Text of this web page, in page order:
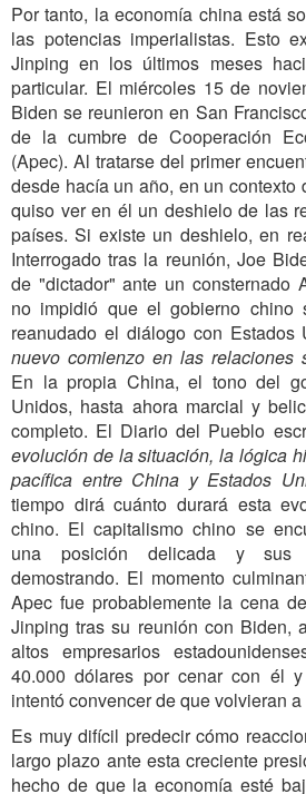
Por tanto, la economía china está
las potencias imperialistas. Esto
Jinping en los últimos meses
particular. El miércoles 15 de
Biden se reunieron en San
de la cumbre de Cooperación
(Apec). Al tratarse del primer
desde hacía un año, en un contexto
quiso ver en él un deshielo de las
países. Si existe un deshielo, en
Interrogado tras la reunión, Joe
de "dictador" ante un consternado
no impidió que el gobierno chino
reanudado el diálogo con Estados
nuevo comienzo en las relaciones
En la propia China, el tono del
Unidos, hasta ahora marcial y
completo. El Diario del Pueblo
evolución de la situación, la lógica
pacífica entre China y Estados
tiempo dirá cuánto durará esta
chino. El capitalismo chino se
una posición delicada y sus
demostrando. El momento
Apec fue probablemente la cena
Jinping tras su reunión con Biden,
altos empresarios
40.000 dólares por cenar con él
intentó convencer de que volvieran
Es muy difícil predecir cómo
largo plazo ante esta creciente
hecho de que la economía esté